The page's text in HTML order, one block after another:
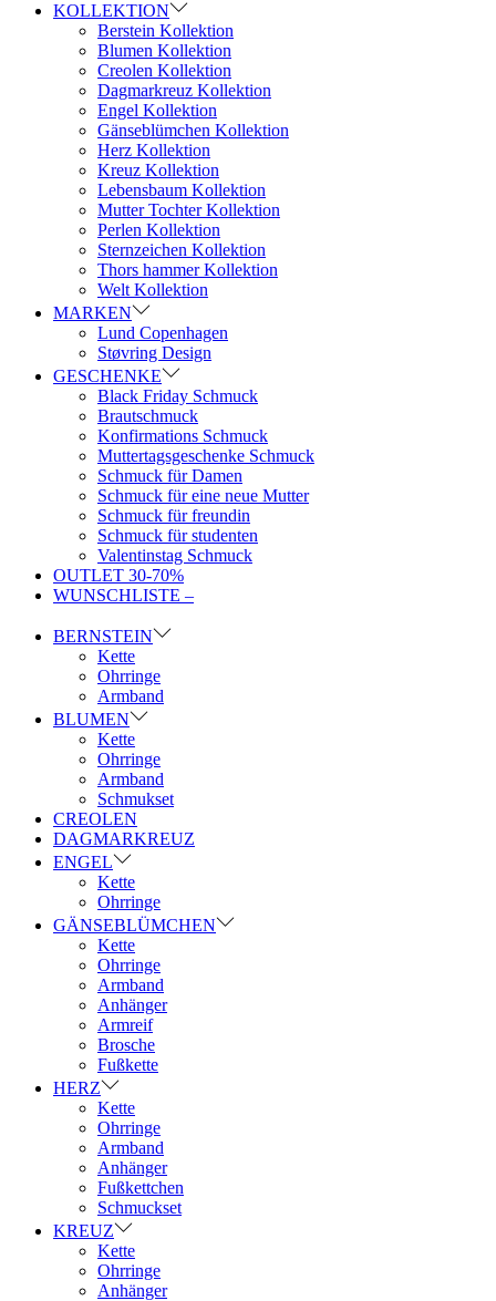
KOLLEKTION
Berstein Kollektion
Blumen Kollektion
Creolen Kollektion
Dagmarkreuz Kollektion
Engel Kollektion
Gänseblümchen Kollektion
Herz Kollektion
Kreuz Kollektion
Lebensbaum Kollektion
Mutter Tochter Kollektion
Perlen Kollektion
Sternzeichen Kollektion
Thors hammer Kollektion
Welt Kollektion
MARKEN
Lund Copenhagen
Støvring Design
GESCHENKE
Black Friday Schmuck
Brautschmuck
Konfirmations Schmuck
Muttertagsgeschenke Schmuck
Schmuck für Damen
Schmuck für eine neue Mutter
Schmuck für freundin
Schmuck für studenten
Valentinstag Schmuck
OUTLET 30-70%
WUNSCHLISTE –
BERNSTEIN
Kette
Ohrringe
Armband
BLUMEN
Kette
Ohrringe
Armband
Schmukset
CREOLEN
DAGMARKREUZ
ENGEL
Kette
Ohrringe
GÄNSEBLÜMCHEN
Kette
Ohrringe
Armband
Anhänger
Armreif
Brosche
Fußkette
HERZ
Kette
Ohrringe
Armband
Anhänger
Fußkettchen
Schmuckset
KREUZ
Kette
Ohrringe
Anhänger